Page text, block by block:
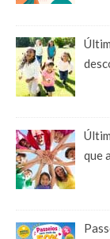
que